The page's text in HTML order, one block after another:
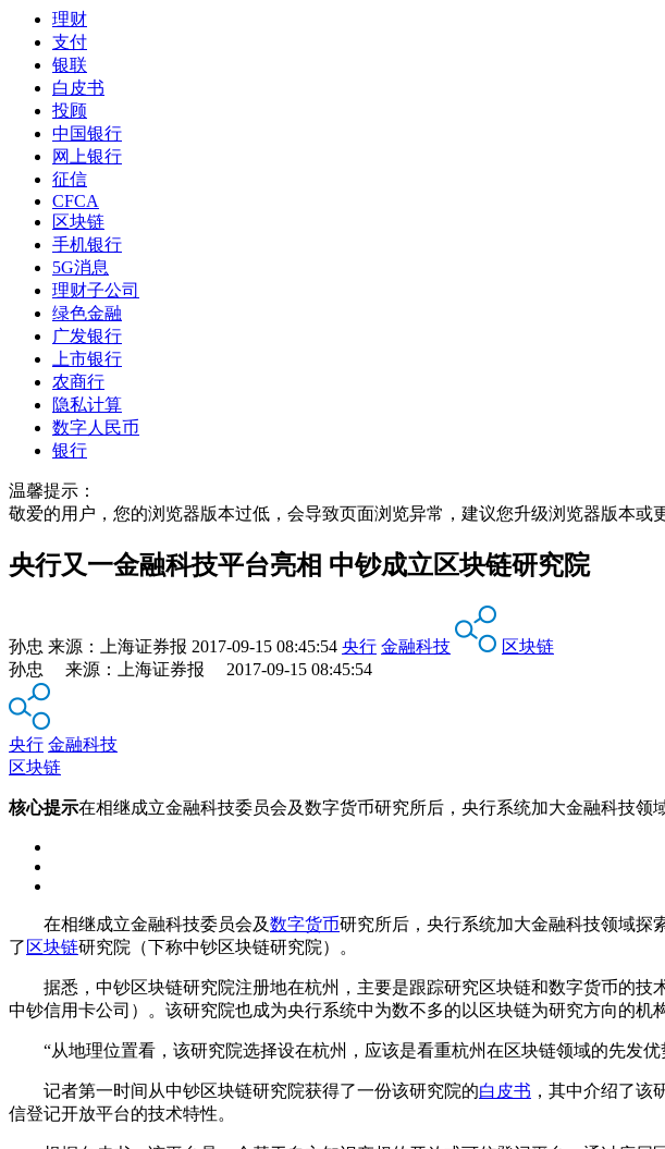
理财
支付
银联
白皮书
投顾
中国银行
网上银行
征信
CFCA
区块链
手机银行
5G消息
理财子公司
绿色金融
广发银行
上市银行
农商行
隐私计算
数字人民币
银行
温馨提示：
敬爱的用户，您的浏览器版本过低，会导致页面浏览异常，建议您升级浏览器版本或
央行又一金融科技平台亮相 中钞成立区块链研究院
孙忠 来源： 上海证券报 2017-09-15 08:45:54 央行 金融科技
区块链
孙忠 来源：上海证券报 2017-09-15 08:45:54
央行 金融科技
区块链
核心提示在相继成立金融科技委员会及数字货币研究所后，央行系统加大金融科技领
在相继成立金融科技委员会及数字货币研究所后，央行系统加大金融科技领域探
了 区块链研究院（下称中钞区块链研究院）。
据悉，中钞区块链研究院注册地在杭州，主要是跟踪研究区块链和数字货币的技
中钞信用卡公司）。该研究院也成为央行系统中为数不多的以区块链为研究方向的机构
“从地理位置看，该研究院选择设在杭州，应该是看重杭州在区块链领域的先发优
记者第一时间从中钞区块链研究院获得了一份该研究院的白皮书 ，其中介绍了该
信登记开放平台的技术特性。